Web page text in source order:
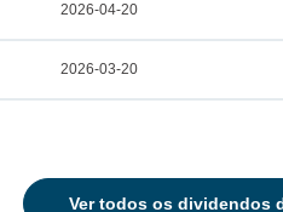
2026-04-20
2026-03-20
Vertodos os dividendos